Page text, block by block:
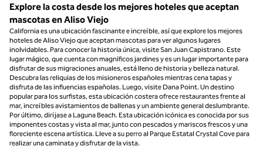
Explore la costa desde los mejores hoteles que aceptan
mascotas en Aliso Viejo
California es una ubicación fascinante e increíble, así que explore los mejores
hoteles de Aliso Viejo que aceptan mascotas para ver algunos lugares
inolvidables. Para conocer la historia única, visite San Juan Capistrano. Este
lugar mágico, que cuenta con magníficos jardines y es un lugar importante para
disfrutar de sus migraciones anuales, está lleno de historia y belleza natural.
Descubra las reliquias de los misioneros españoles mientras cena tapas y
disfruta de las influencias españolas. Luego, visite Dana Point. Un destino
popular para los surfistas, esta ubicación costera ofrece restaurantes frente al
mar, increíbles avistamientos de ballenas y un ambiente general deslumbrante.
Por último, diríjase a Laguna Beach. Esta ubicación icónica es conocida por sus
imponentes costas y vista al mar, junto con pescados y mariscos frescos y una
floreciente escena artística. Lleve a su perro al Parque Estatal Crystal Cove para
realizar una caminata y disfrutar de la vista.